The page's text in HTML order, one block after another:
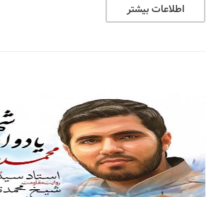
اطلاعات بیشتر